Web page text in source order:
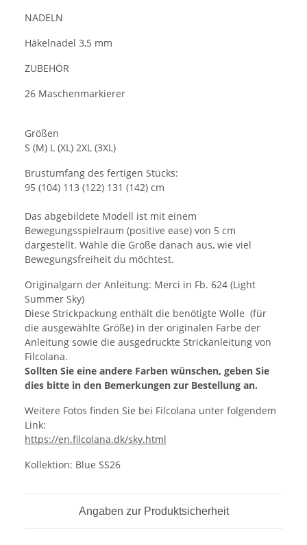
NADELN
Häkelnadel 3,5 mm
ZUBEHÖR
26 Maschenmarkierer
Größen
S (M) L (XL) 2XL (3XL)
Brustumfang des fertigen Stücks:
95 (104) 113 (122) 131 (142) cm
Das abgebildete Modell ist mit einem
Bewegungsspielraum (positive ease) von 5 cm
dargestellt. Wähle die Größe danach aus, wie viel
Bewegungsfreiheit du möchtest.
Originalgarn der Anleitung: Merci in Fb. 624 (Light
Summer Sky)
Diese Strickpackung enthält die benötigte Wolle (für
die ausgewählte Größe) in der originalen Farbe der
Anleitung sowie die ausgedruckte Strickanleitung von
Filcolana.
Sollten Sie eine andere Farben wünschen, geben Sie
dies bitte in den Bemerkungen zur Bestellung an.
Weitere Fotos finden Sie bei Filcolana unter folgendem
Link:
https://en.filcolana.dk/sky.html
Kollektion: Blue SS26
Angaben zur Produktsicherheit